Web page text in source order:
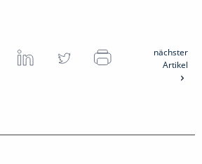
nächster
Artikel